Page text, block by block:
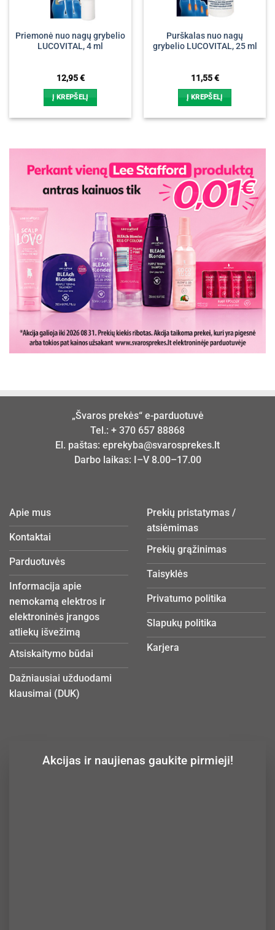
Priemonė nuo nagų grybelio
LUCOVITAL, 4 ml
12,95€
Į KREPŠELĮ
Purškalas nuo nagų
grybelio LUCOVITAL, 25 ml
11,55€
Į KREPŠELĮ
„Švaros prekės“ e-parduotuvė
Tel.: + 370 657 88868
El. paštas: eprekyba@svarosprekes.lt
Darbo laikas: I–V 8.00–17.00
Apie mus
Kontaktai
Parduotuvės
Informacija apie
nemokamą elektros ir
elektroninės įrangos
atliekų išvežimą
Atsiskaitymo būdai
Dažniausiai užduodami
klausimai (DUK)
Prekių pristatymas /
atsiėmimas
Prekių grąžinimas
Taisyklės
Privatumo politika
Slapukų politika
Karjera
Akcijas ir naujienas gaukite pirmieji!